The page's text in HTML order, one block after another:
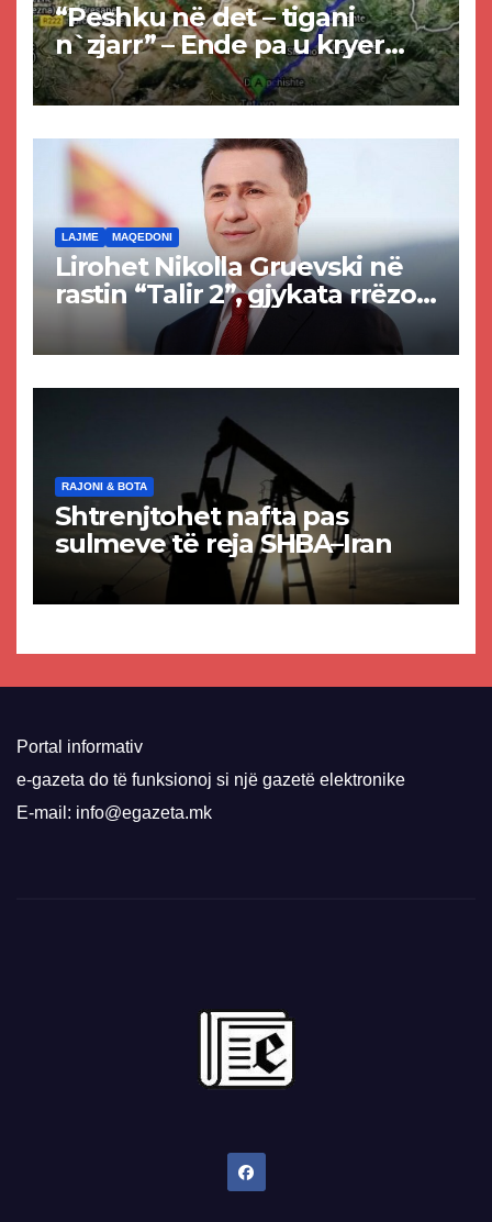
“Peshku në det – tigani
n`zjarr” – Ende pa u kryer
projekti i tunelit, komuna e
Tetovës nis punimet për
LAJME MAQEDONI
Lirohet Nikolla Gruevski në
rastin “Talir 2”, gjykata rrëzon
akuzat për ndërtimin e
paligjshëm të selisë së
RAJONI & BOTA
Shtrenjtohet nafta pas
sulmeve të reja SHBA–Iran
Portal informativ
e-gazeta do të funksionoj si një gazetë elektronike
E-mail: info@egazeta.mk